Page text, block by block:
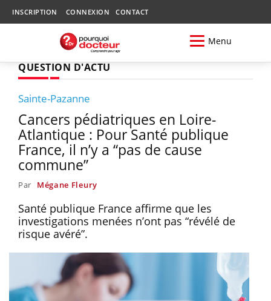
INSCRIPTION CONNEXION CONTACT
Menu
QUESTION D'ACTU
Sainte-Pazanne
Cancers pédiatriques en Loire-
Atlantique : Pour Santé publique
France, il n’y a “pas de cause
commune”
Par Mégane Fleury
Santé publique France affirme que les
investigations menées n’ont pas “révélé de
risque avéré”.